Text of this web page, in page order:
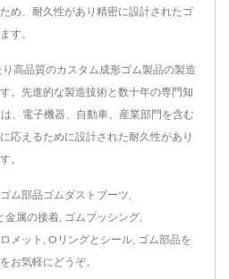
め、耐久性があり精密に設計されたゴ
す。
高品質のカスタム成形ゴム製品の製造
。先進的な製造技術と数十年の専門知
、電子機器、自動車、産業部門を含む
応えるために設計された耐久性があり
。
ム部品ゴムダストブーツ
金属の接着 ゴムブッシング
メット Oリングとシール ゴム部品を
をお気軽にどうぞ。